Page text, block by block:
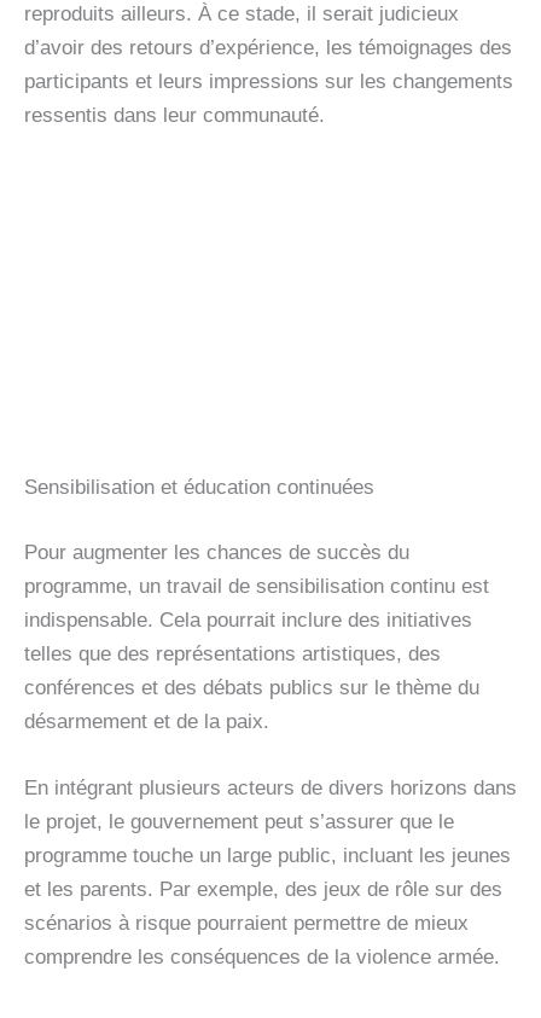
reproduits ailleurs. À ce stade, il serait judicieux
d’avoir des retours d’expérience, les témoignages des
participants et leurs impressions sur les changements
ressentis dans leur communauté.
Sensibilisation et éducation continuées
Pour augmenter les chances de succès du
programme, un travail de sensibilisation continu est
indispensable. Cela pourrait inclure des initiatives
telles que des représentations artistiques, des
conférences et des débats publics sur le thème du
désarmement et de la paix.
En intégrant plusieurs acteurs de divers horizons dans
le projet, le gouvernement peut s’assurer que le
programme touche un large public, incluant les jeunes
et les parents. Par exemple, des jeux de rôle sur des
scénarios à risque pourraient permettre de mieux
comprendre les conséquences de la violence armée.